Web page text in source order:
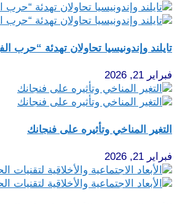
تايلند وإندونيسيا تحاولان تهدئة “حرب
فبراير 21, 2026
التغير المناخي وتأثيره على فنجانك
فبراير 21, 2026